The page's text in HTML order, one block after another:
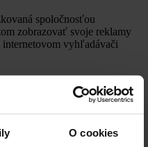
O cookies
spoločnosťou
zobrazovať svoje reklamy
vyhľadávači
za doménou a
na webovej stránke. Je to